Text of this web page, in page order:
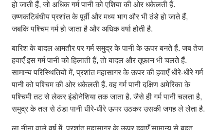
हो जाती हैं, जो अधिक गर्म पानी को एशिया की ओर धकेलती हैं.
उष्णकटिबंधीय प्रशांत के पूर्वी और मध्य भाग और भी ठंडे हो जाते हैं,
जबकि पश्चिम गर्म हो जाता है और अधिक वर्षा होती है.
बारिश के बादल आमतौर पर गर्म समुद्र के पानी के ऊपर बनते हैं. जब तेज
हवाएँ इस गर्म पानी को हिलाती हैं, तो बादल और तूफान भी चलते हैं.
सामान्य परिस्थितियों में, प्रशांत महासागर के ऊपर की हवाएँ धीरे-धीरे गर्म
पानी को पश्चिम की ओर धकेलती हैं. वह गर्म पानी दक्षिण अमेरिका के
पश्चिमी तट से लेकर इंडोनेशिया तक जाता है. जैसे ही गर्म पानी चलता है,
समुद्र के तल से ठंडा पानी धीरे-धीरे ऊपर उठकर उसकी जगह ले लेता है.
ला नीना वाले वर्ष में, प्रशांत महासागर के ऊपर हवाएँ सामान्य से बहुत